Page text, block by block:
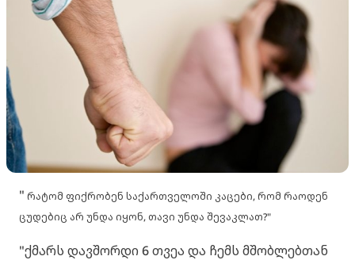
" რატომ ფიქრობენ საქართველოში კაცები, რომ რაოდენ
ცუდებიც არ უნდა იყონ, თავი უნდა შევაკლათ?"
"ქმარს დავშორდი 6 თვეა და ჩემს მშობლებთან